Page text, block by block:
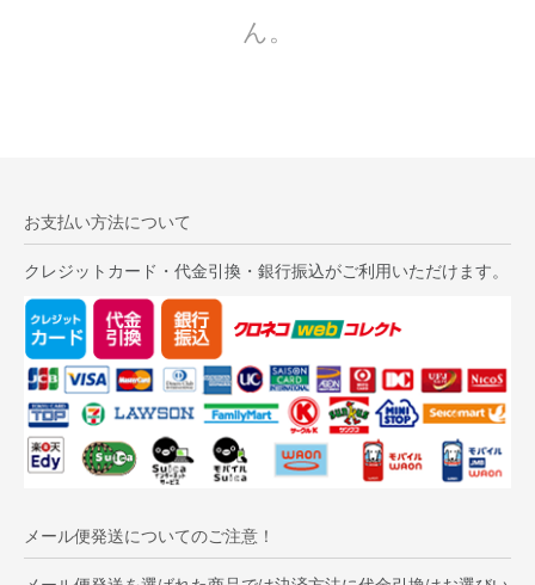
ん。
お支払い方法について
クレジットカード・代金引換・銀行振込がご利用いただけます。
メール便発送についてのご注意！